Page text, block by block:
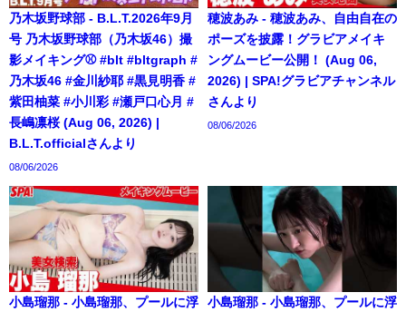
乃木坂野球部 - B.L.T.2026年9月
号 乃木坂野球部（乃木坂46）撮
影メイキング⚾️ #blt #bltgraph #
乃木坂46 #金川紗耶 #黒見明香 #
紫田柚菜 #小川彩 #瀬戸口心月 #
長嶋凛桜 (Aug 06, 2026) |
B.L.T.officialさんより
08/06/2026
穂波あみ - 穂波あみ、自由自在の
ポーズを披露！グラビアメイキ
ングムービー公開！ (Aug 06,
2026) | SPA!グラビアチャンネル
さんより
08/06/2026
小島瑠那 - 小島瑠那、プールに浮
小島瑠那 - 小島瑠那、プールに浮